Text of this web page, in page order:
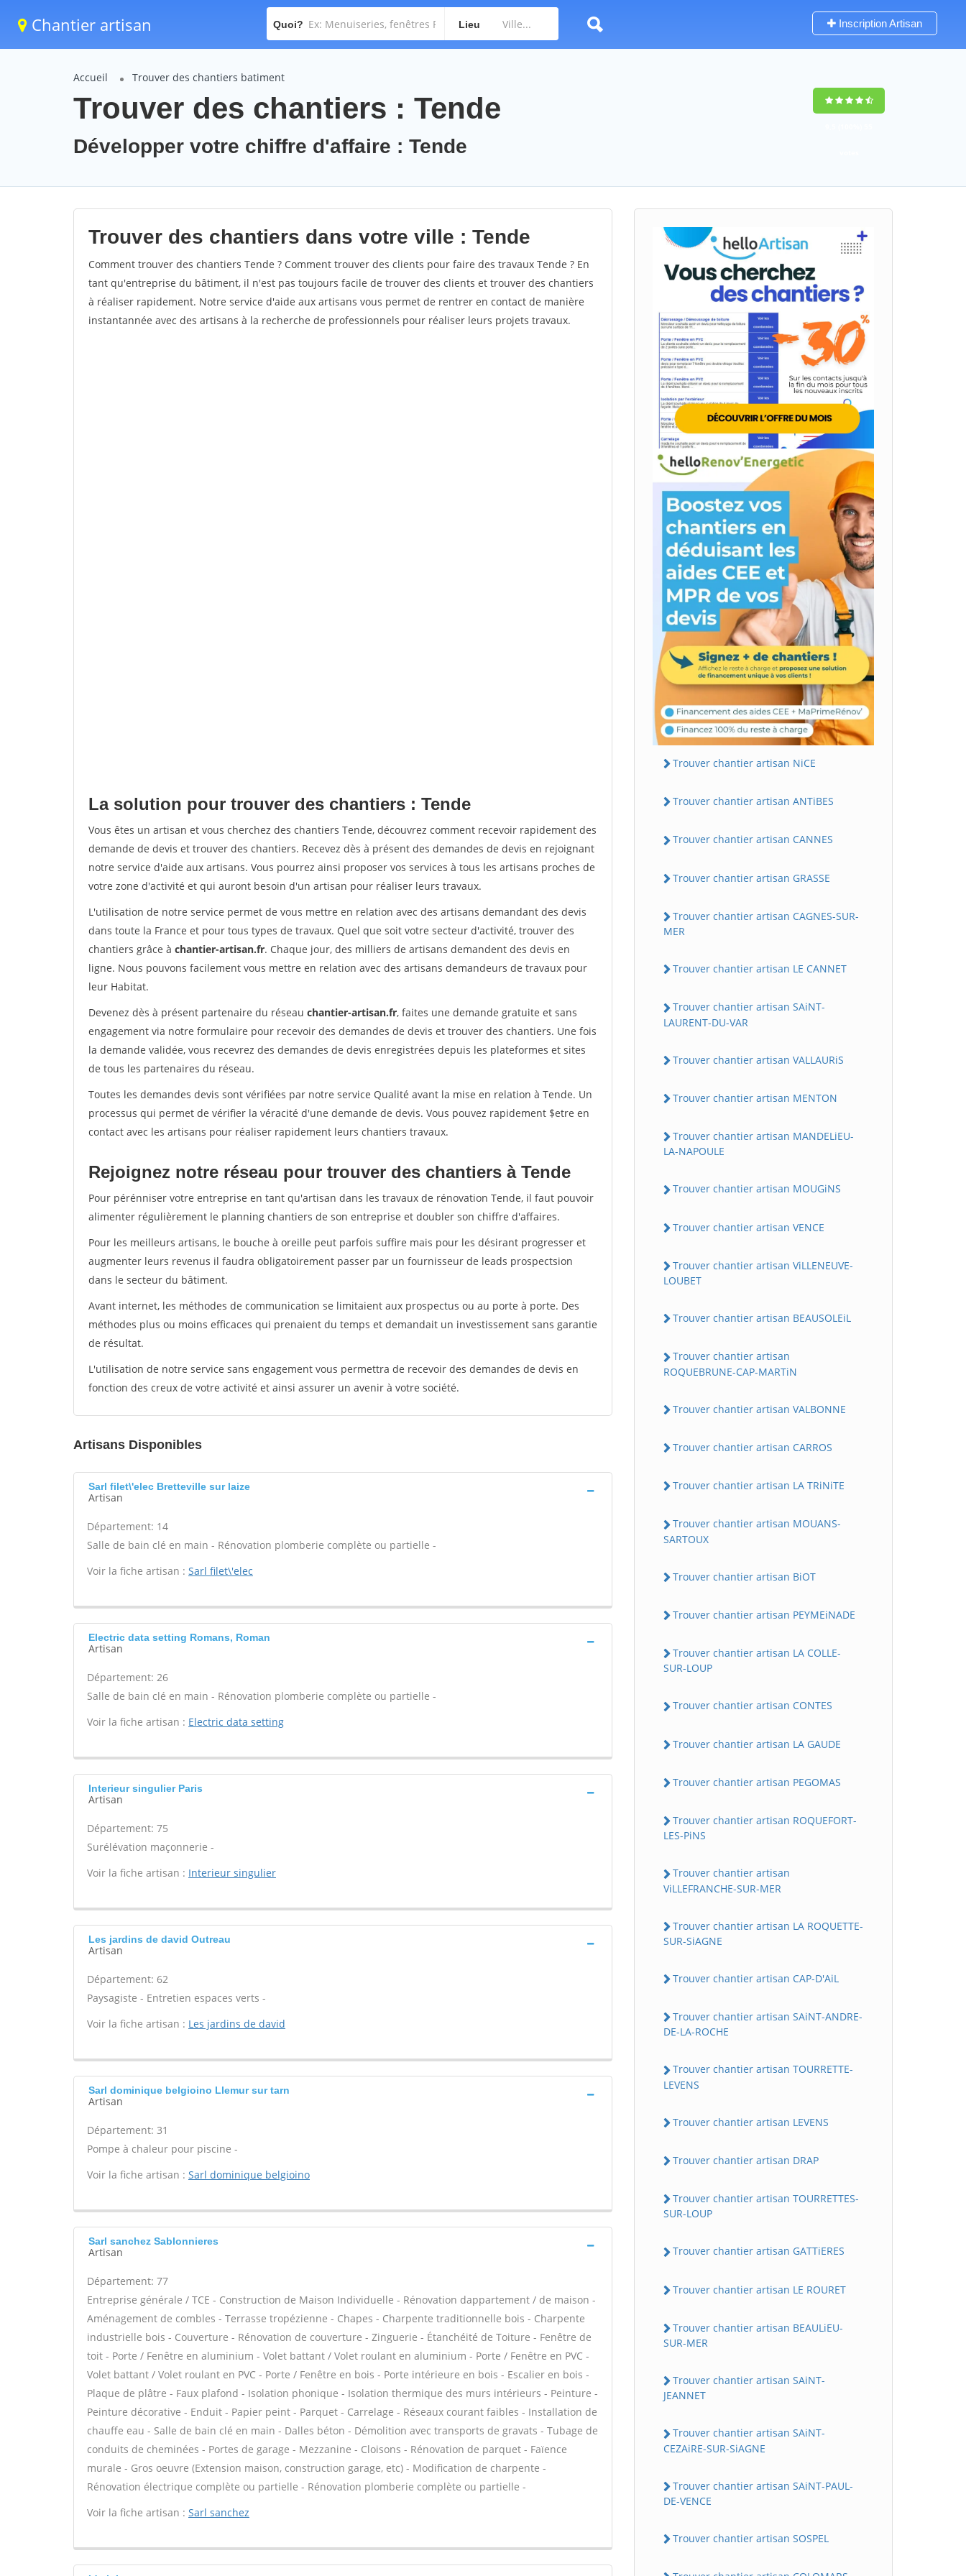
Chantier artisan Quoi? Lieu Inscription Artisan
Accueil Trouver des chantiers batiment
Trouver des chantiers : Tende
Développer votre chiffre d'affaire : Tende
Trouver des chantiers dans votre ville : Tende
Comment trouver des chantiers Tende ? Comment trouver des clients pour faire des travaux Tende ? En
tant qu'entreprise du bâtiment, il n'est pas toujours facile de trouver des clients et trouver des chantiers
à réaliser rapidement. Notre service d'aide aux artisans vous permet de rentrer en contact de manière
instantannée avec des artisans à la recherche de professionnels pour réaliser leurs projets travaux.
La solution pour trouver des chantiers : Tende
Vous êtes un artisan et vous cherchez des chantiers Tende, découvrez comment recevoir rapidement des
demande de devis et trouver des chantiers. Recevez dès à présent des demandes de devis en rejoignant
notre service d'aide aux artisans. Vous pourrez ainsi proposer vos services à tous les artisans proches de
votre zone d'activité et qui auront besoin d'un artisan pour réaliser leurs travaux.
L'utilisation de notre service permet de vous mettre en relation avec des artisans demandant des devis
dans toute la France et pour tous types de travaux. Quel que soit votre secteur d'activité, trouver des
chantiers grâce à chantier-artisan.fr. Chaque jour, des milliers de artisans demandent des devis en
ligne. Nous pouvons facilement vous mettre en relation avec des artisans demandeurs de travaux pour
leur Habitat.
Devenez dès à présent partenaire du réseau chantier-artisan.fr, faites une demande gratuite et sans
engagement via notre formulaire pour recevoir des demandes de devis et trouver des chantiers. Une fois
la demande validée, vous recevrez des demandes de devis enregistrées depuis les plateformes et sites
de tous les partenaires du réseau.
Toutes les demandes devis sont vérifiées par notre service Qualité avant la mise en relation à Tende. Un
processus qui permet de vérifier la véracité d'une demande de devis. Vous pouvez rapidement $etre en
contact avec les artisans pour réaliser rapidement leurs chantiers travaux.
Rejoignez notre réseau pour trouver des chantiers à Tende
Pour pérénniser votre entreprise en tant qu'artisan dans les travaux de rénovation Tende, il faut pouvoir
alimenter régulièrement le planning chantiers de son entreprise et doubler son chiffre d'affaires.
Pour les meilleurs artisans, le bouche à oreille peut parfois suffire mais pour les désirant progresser et
augmenter leurs revenus il faudra obligatoirement passer par un fournisseur de leads prospectsion
dans le secteur du bâtiment.
Avant internet, les méthodes de communication se limitaient aux prospectus ou au porte à porte. Des
méthodes plus ou moins efficaces qui prenaient du temps et demandait un investissement sans garantie
de résultat.
L'utilisation de notre service sans engagement vous permettra de recevoir des demandes de devis en
fonction des creux de votre activité et ainsi assurer un avenir à votre société.
Artisans Disponibles
Sarl filet\'elec Bretteville sur laize
Artisan
Département: 14
Salle de bain clé en main - Rénovation plomberie complète ou partielle -
Voir la fiche artisan : Sarl filet\'elec
Electric data setting Romans, Roman
Artisan
Département: 26
Salle de bain clé en main - Rénovation plomberie complète ou partielle -
Voir la fiche artisan : Electric data setting
Interieur singulier Paris
Artisan
Département: 75
Surélévation maçonnerie -
Voir la fiche artisan : Interieur singulier
Les jardins de david Outreau
Artisan
Département: 62
Paysagiste - Entretien espaces verts -
Voir la fiche artisan : Les jardins de david
Sarl dominique belgioino Llemur sur tarn
Artisan
Département: 31
Pompe à chaleur pour piscine -
Voir la fiche artisan : Sarl dominique belgioino
Sarl sanchez Sablonnieres
Artisan
Département: 77
Entreprise générale / TCE - Construction de Maison Individuelle - Rénovation dappartement / de maison -
Aménagement de combles - Terrasse tropézienne - Chapes - Charpente traditionnelle bois - Charpente
industrielle bois - Couverture - Rénovation de couverture - Zinguerie - Étanchéité de Toiture - Fenêtre de
toit - Porte / Fenêtre en aluminium - Volet battant / Volet roulant en aluminium - Porte / Fenêtre en PVC -
Volet battant / Volet roulant en PVC - Porte / Fenêtre en bois - Porte intérieure en bois - Escalier en bois -
Plaque de plâtre - Faux plafond - Isolation phonique - Isolation thermique des murs intérieurs - Peinture -
Peinture décorative - Enduit - Papier peint - Parquet - Carrelage - Réseaux courant faibles - Installation de
chauffe eau - Salle de bain clé en main - Dalles béton - Démolition avec transports de gravats - Tubage de
conduits de cheminées - Portes de garage - Mezzanine - Cloisons - Rénovation de parquet - Faïence
murale - Gros oeuvre (Extension maison, construction garage, etc) - Modification de charpente -
Rénovation électrique complète ou partielle - Rénovation plomberie complète ou partielle -
Voir la fiche artisan : Sarl sanchez
Trouver chantier artisan NiCE
Trouver chantier artisan ANTiBES
Trouver chantier artisan CANNES
Trouver chantier artisan GRASSE
Trouver chantier artisan CAGNES-SUR-
MER
Trouver chantier artisan LE CANNET
Trouver chantier artisan SAiNT-
LAURENT-DU-VAR
Trouver chantier artisan VALLAURiS
Trouver chantier artisan MENTON
Trouver chantier artisan MANDELiEU-
LA-NAPOULE
Trouver chantier artisan MOUGiNS
Trouver chantier artisan VENCE
Trouver chantier artisan ViLLENEUVE-
LOUBET
Trouver chantier artisan BEAUSOLEiL
Trouver chantier artisan
ROQUEBRUNE-CAP-MARTiN
Trouver chantier artisan VALBONNE
Trouver chantier artisan CARROS
Trouver chantier artisan LA TRiNiTE
Trouver chantier artisan MOUANS-
SARTOUX
Trouver chantier artisan BiOT
Trouver chantier artisan PEYMEiNADE
Trouver chantier artisan LA COLLE-
SUR-LOUP
Trouver chantier artisan CONTES
Trouver chantier artisan LA GAUDE
Trouver chantier artisan PEGOMAS
Trouver chantier artisan ROQUEFORT-
LES-PiNS
Trouver chantier artisan
ViLLEFRANCHE-SUR-MER
Trouver chantier artisan LA ROQUETTE-
SUR-SiAGNE
Trouver chantier artisan CAP-D'AiL
Trouver chantier artisan SAiNT-ANDRE-
DE-LA-ROCHE
Trouver chantier artisan TOURRETTE-
LEVENS
Trouver chantier artisan LEVENS
Trouver chantier artisan DRAP
Trouver chantier artisan TOURRETTES-
SUR-LOUP
Trouver chantier artisan GATTiERES
Trouver chantier artisan LE ROURET
Trouver chantier artisan BEAULiEU-
SUR-MER
Trouver chantier artisan SAiNT-
JEANNET
Trouver chantier artisan SAiNT-
CEZAiRE-SUR-SiAGNE
Trouver chantier artisan SAiNT-PAUL-
DE-VENCE
Trouver chantier artisan SOSPEL